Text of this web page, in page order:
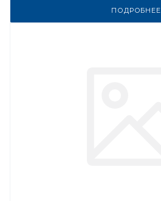
ПОДРОБНЕЕ